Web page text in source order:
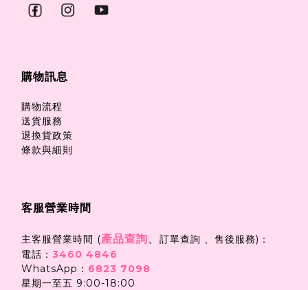
購物訊息
購物流程
送貨服務
退換貨政策
條款與細則
客服營業時間
主客服營業時間 (產品查詢
訂單查詢 、售後服務)：
電話： 3460 4846
WhatsApp： 6823 7098
星期一至五 9:00-18:00